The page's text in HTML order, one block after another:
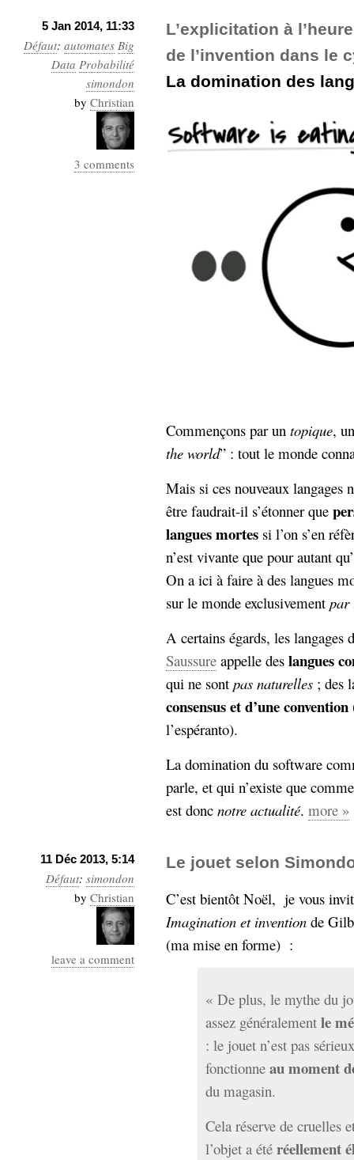
5 Jan 2014, 11:33
Défaut: automates Big
Data Probabilité
simondon
by Christian
3 comments
L’explicitation à
de l’invention dans le
La domination des
Commençons par un topique,
the world” : tout le monde
Mais si ces nouveaux langages
être faudrait-il s’étonner que
langues mortes si l’on s’en
n’est vivante que pour autant
On a ici à faire à des langues
sur le monde exclusivement par
A certains égards, les langages
Saussure appelle des langues
qui ne sont pas naturelles ; des
consensus et d’une convention
l’espéranto).
La domination du software
parle, et qui n’existe que
est donc notre actualité. more »
11 Déc 2013, 5:14
Défaut: simondon
by Christian
leave a comment
Le jouet selon
C’est bientôt Noël, je vous
Imagination et invention de
(ma mise en forme) :
« De plus, le mythe du
assez généralement le
: le jouet n’est pas
fonctionne au moment
du magasin.
Cela réserve de cruelles
l’objet a été réellement
Archives
Archives